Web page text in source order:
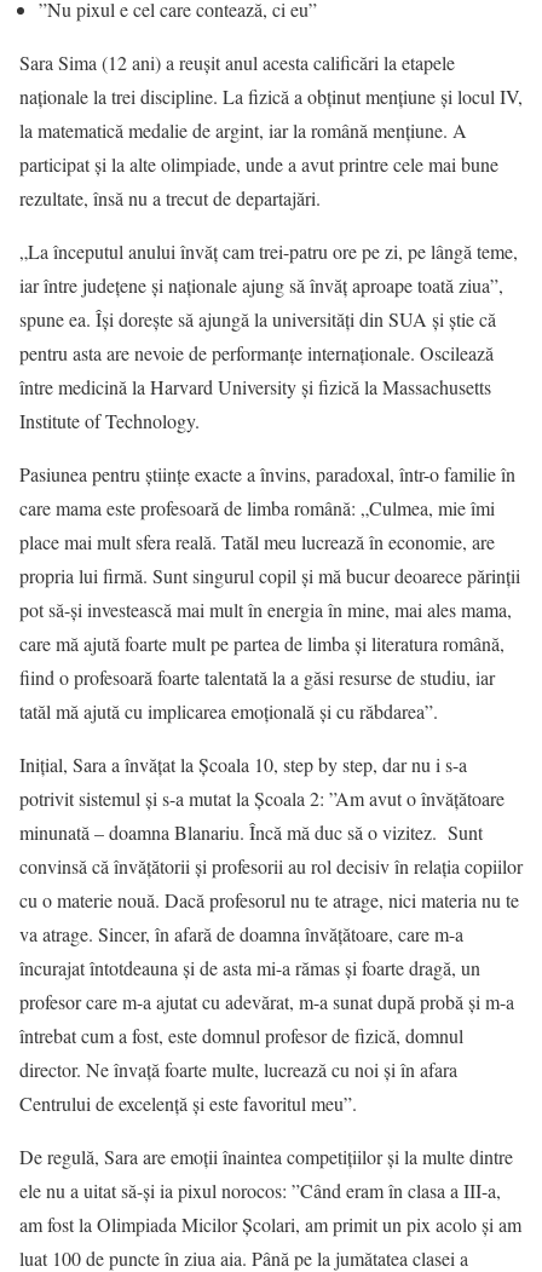
”Nu pixul e cel care contează, ci eu”
Sara Sima (12 ani) a reușit anul acesta calificări la etapele
naționale la trei discipline. La fizică a obținut mențiune și locul IV,
la matematică medalie de argint, iar la română mențiune. A
participat și la alte olimpiade, unde a avut printre cele mai bune
rezultate, însă nu a trecut de departajări.
„La începutul anului învăț cam trei-patru ore pe zi, pe lângă teme,
iar între județene și naționale ajung să învăț aproape toată ziua”,
spune ea. Își dorește să ajungă la universități din SUA și știe că
pentru asta are nevoie de performanțe internaționale. Oscilează
între medicină la Harvard University și fizică la Massachusetts
Institute of Technology.
Pasiunea pentru științe exacte a învins, paradoxal, într-o familie în
care mama este profesoară de limba română: „Culmea, mie îmi
place mai mult sfera reală. Tatăl meu lucrează în economie, are
propria lui firmă. Sunt singurul copil și mă bucur deoarece părinții
pot să-și investească mai mult în energia în mine, mai ales mama,
care mă ajută foarte mult pe partea de limba și literatura română,
fiind o profesoară foarte talentată la a găsi resurse de studiu, iar
tatăl mă ajută cu implicarea emoțională și cu răbdarea”.
Inițial, Sara a învățat la Școala 10, step by step, dar nu i s-a
potrivit sistemul și s-a mutat la Școala 2: ”Am avut o învățătoare
minunată – doamna Blanariu. Încă mă duc să o vizitez. Sunt
convinsă că învățătorii și profesorii au rol decisiv în relația copiilor
cu o materie nouă. Dacă profesorul nu te atrage, nici materia nu te
va atrage. Sincer, în afară de doamna învățătoare, care m-a
încurajat întotdeauna și de asta mi-a rămas și foarte dragă, un
profesor care m-a ajutat cu adevărat, m-a sunat după probă și m-a
întrebat cum a fost, este domnul profesor de fizică, domnul
director. Ne învață foarte multe, lucrează cu noi și în afara
Centrului de excelență și este favoritul meu”.
De regulă, Sara are emoții înaintea competițiilor și la multe dintre
ele nu a uitat să-și ia pixul norocos: ”Când eram în clasa a III-a,
am fost la Olimpiada Micilor Școlari, am primit un pix acolo și am
luat 100 de puncte în ziua aia. Până pe la jumătatea clasei a